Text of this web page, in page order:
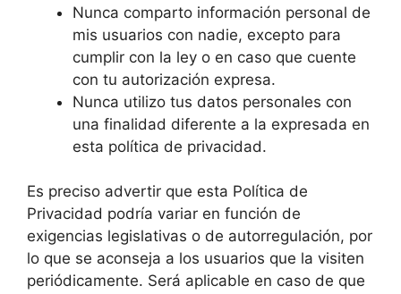
Nunca comparto información personal de
mis usuarios con nadie, excepto para
cumplir con la ley o en caso que cuente
con tu autorización expresa.
Nunca utilizo tus datos personales con
una finalidad diferente a la expresada en
esta política de privacidad.
Es preciso advertir que esta Política de
Privacidad podría variar en función de
exigencias legislativas o de autorregulación, por
lo que se aconseja a los usuarios que la visiten
periódicamente. Será aplicable en caso de que